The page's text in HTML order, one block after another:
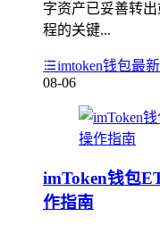
字资产已妥善转
程的关键...
imtoken钱包最
08-06
imToken钱包
作指南